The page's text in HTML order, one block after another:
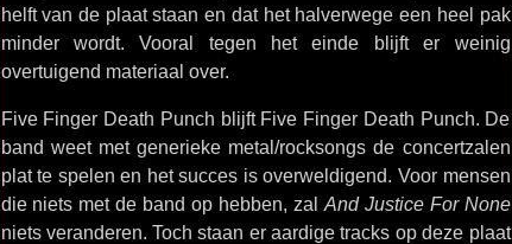
helft van de plaat staan en dat het halverwege een heel pak
minder wordt. Vooral tegen het einde blijft er weinig
overtuigend materiaal over.
Five Finger Death Punch blijft Five Finger Death Punch. De
band weet met generieke metal/rocksongs de concertzalen
plat te spelen en het succes is overweldigend. Voor mensen
die niets met de band op hebben, zal And Justice For None
niets veranderen. Toch staan er aardige tracks op deze plaat